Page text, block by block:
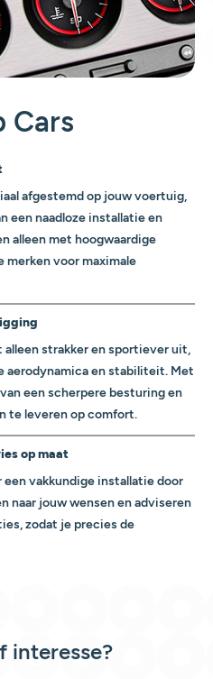
Cars
afgestemd op jouw voertuig,
een naadloze installatie en
alleen met hoogwaardige
merken voor maximale
alleen strakker en sportiever uit,
aerodynamica en stabiliteit. Met
een scherpere besturing en
te leveren op comfort.
op maat
een vakkundige installatie door
naar jouw wensen en adviseren
zodat je precies de
interesse?